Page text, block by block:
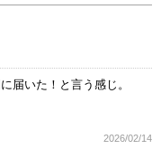
届いた！と言う感じ。
2026/02/14